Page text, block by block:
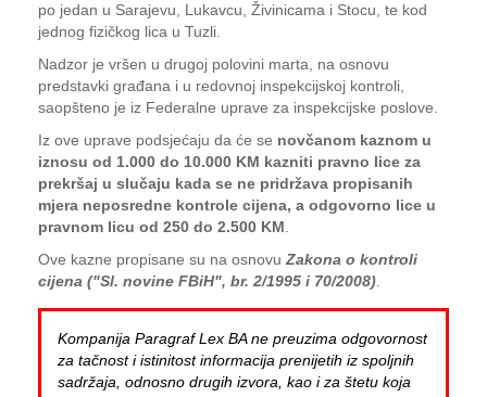
po jedan u Sarajevu, Lukavcu, Živinicama i Stocu, te kod
jednog fizičkog lica u Tuzli.
Nadzor je vršen u drugoj polovini marta, na osnovu
predstavki građana i u redovnoj inspekcijskoj kontroli,
saopšteno je iz Federalne uprave za inspekcijske poslove.
Iz ove uprave podsjećaju da će se novčanom kaznom u
iznosu od 1.000 do 10.000 KM kazniti pravno lice za
prekršaj u slučaju kada se ne pridržava propisanih
mjera neposredne kontrole cijena, a odgovorno lice u
pravnom licu od 250 do 2.500 KM
Ove kazne propisane su na osnovu Zakona o kontroli
cijena ("Sl. novine FBiH", br. 2/1995 i 70/2008)
Kompanija Paragraf Lex BA ne preuzima odgovornost
za tačnost i istinitost informacija prenijetih iz spoljnih
sadržaja, odnosno drugih izvora, kao i za štetu koja